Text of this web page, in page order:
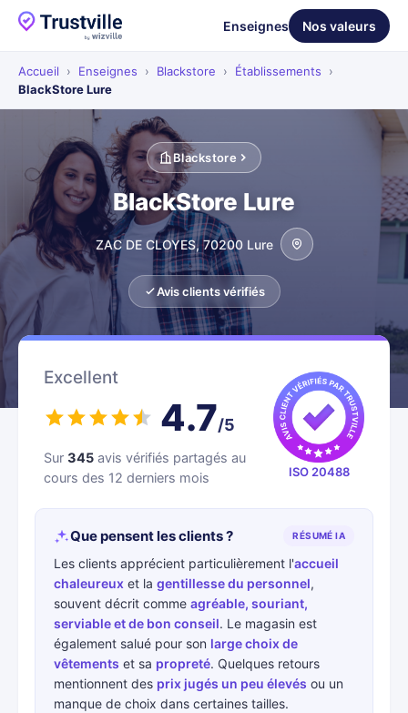
Enseignes Nos valeurs
Accueil › Enseignes › Blackstore › Établissements
›
BlackStore Lure
Blackstore
BlackStore Lure
ZAC DE CLOYES, 70200 Lure
Avis clients vérifiés
Excellent
4.7/5
Sur 345 avis vérifiés partagés au
cours des 12 derniers mois
ISO 20488
Que pensent les clients ? RÉSUMÉ IA
Les clients apprécient particulièrement l'accueil
chaleureux et la gentillesse du personnel,
souvent décrit comme agréable, souriant,
serviable et de bon conseil. Le magasin est
également salué pour son large choix de
vêtements et sa propreté. Quelques retours
mentionnent des prix jugés un peu élevés ou un
manque de choix dans certaines tailles.